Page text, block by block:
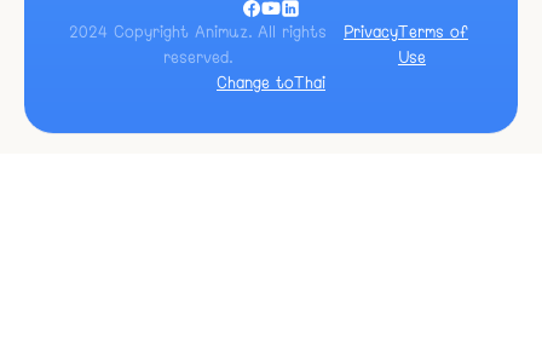
2024 Copyright Animuz. All rights
reserved.
PrivacyTerms of
Use
Change toThai